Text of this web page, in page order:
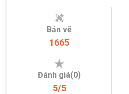
Bản vẽ
1665
Đánh giá(0)
5/5